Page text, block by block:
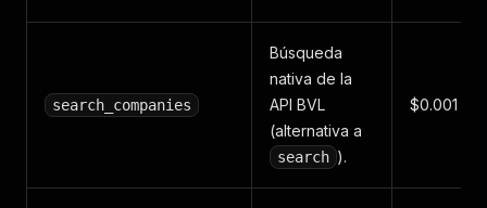
search_companies
Búsqueda
nativa de la
API BVL
(alternativa a
search ).
$0.001